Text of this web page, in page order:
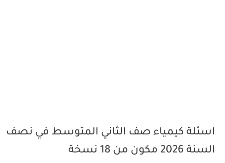
اسئلة كيمياء صف الثاني المتوسط في نصف
السنة 2026 مكون من 18 نسخة